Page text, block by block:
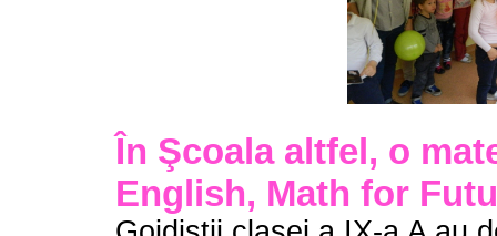
În Şcoala altfel, o
English, Math for